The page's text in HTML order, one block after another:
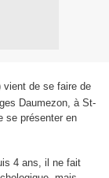
vient de se faire de
Daumezon, à St-
se présenter en
4 ans, il ne fait